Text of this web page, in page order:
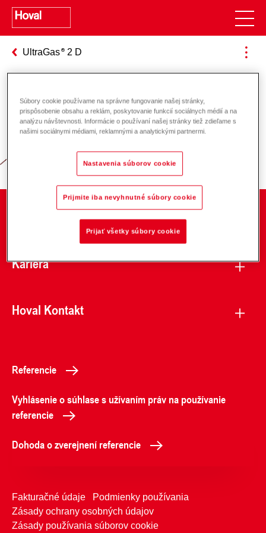
UltraGas 2 D
Zodpovednosť za energiu a životné
prostredie
O spoločnosti
Kariéra
Hoval Kontakt
Referencie
Vyhlásenie o súhlase s užívaním práv na používanie
referencie
Dohoda o zverejnení referencie
Fakturačné údaje
Podmienky používania
Zásady ochrany osobných údajov
Zásady používania súborov cookie
Súbory cookie používame na správne fungovanie našej stránky,
prispôsobenie obsahu a reklám, poskytovanie funkcií sociálnych médií a na
analýzu návštevnosti. Informácie o používaní našej stránky tiež zdieľame s
našimi sociálnymi médiami, reklamnými a analytickými partnermi.
Nastavenia súborov cookie
Prijmite iba nevyhnutné súbory cookie
Prijať všetky súbory cookie